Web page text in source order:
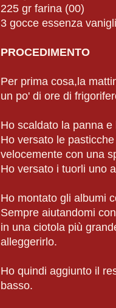
225 gr farina (00)
3 gocce essenza
PROCEDIMENTO
Per prima cosa,la
un po' di ore di
Ho scaldato la panna
Ho versato le
velocemente con una
Ho versato i tuorli uno
Ho montato gli albumi
Sempre aiutandomi
in una ciotola più
alleggerirlo.
Ho quindi aggiunto il
basso.